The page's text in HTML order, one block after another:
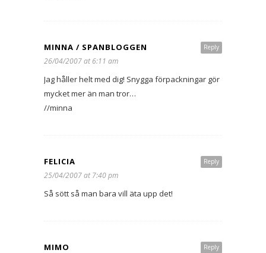
Reply
MINNA / SPANBLOGGEN
26/04/2007 at 6:11 am
Jag håller helt med dig! Snygga förpackningar gör
mycket mer än man tror…
//minna
Reply
FELICIA
25/04/2007 at 7:40 pm
Så sött så man bara vill äta upp det!
Reply
MIMO